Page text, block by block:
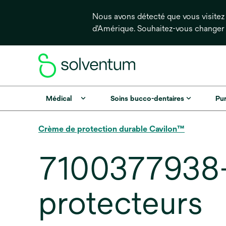
Nous avons détecté que vous
d'Amérique. Souhaitez-vous
Médical Soins bucco-dentaires
Crème de protection durable Cavilon™
protecteurs